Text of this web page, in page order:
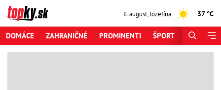
6. august,Jozefína 37 °C
DOMÁCE ZAHRANIČNÉ PROMINENTI ŠPORT